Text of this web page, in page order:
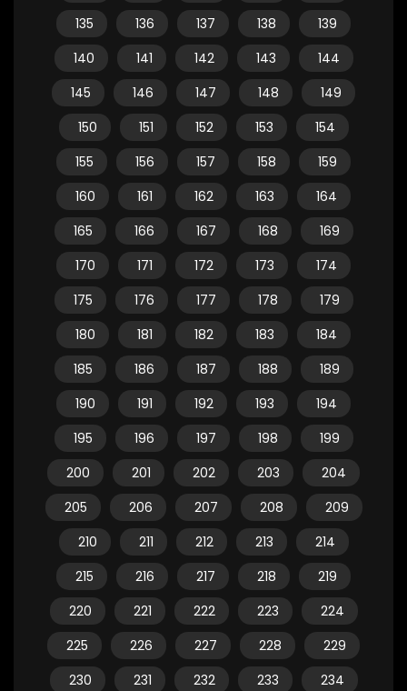
135
136 137 138
139
140
141 142 143
144
145
146 147 148
149
150
151 152 153
154
155
156 157 158
159
160
161 162 163
164
165
166 167 168
169
170
171 172 173
174
175
176 177 178
179
180
181 182 183
184
185
186 187 188
189
190
191 192 193
194
195
196 197 198
199
200
201 202 203
204
205
206 207 208
209
210
211 212 213
214
215
216 217 218
219
220
221 222 223
224
225
226 227 228
229
230
231 232 233
234